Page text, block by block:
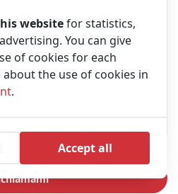
websitefor statistics,
You can give
of cookies for each
about the use of cookies in
.
Accept all